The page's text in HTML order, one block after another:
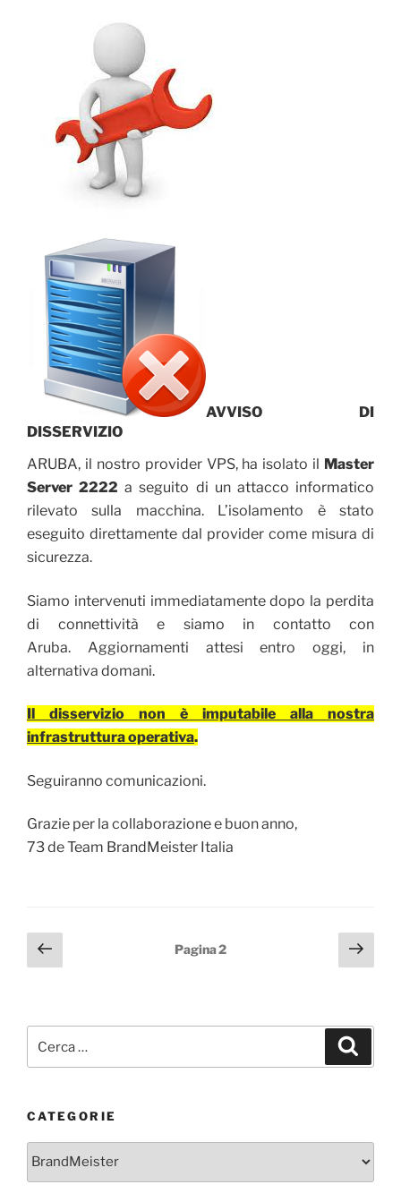
AVVISO DI
DISSERVIZIO
ARUBA, il nostro provider VPS, ha isolato il Master
Server 2222 a seguito di un attacco informatico
rilevato sulla macchina. L’isolamento è stato
eseguito direttamente dal provider come misura di
sicurezza.
Siamo intervenuti immediatamente dopo la perdita
di connettività e siamo in contatto con
Aruba. Aggiornamenti attesi entro oggi, in
alternativa domani.
Il disservizio non è imputabile alla nostra
infrastruttura operativa.
Seguiranno comunicazioni.
Grazie per la collaborazione e buon anno,
73 de Team BrandMeister Italia
Paginazione
degli
Pagina
precedente
Pagina2
CATEGORIE